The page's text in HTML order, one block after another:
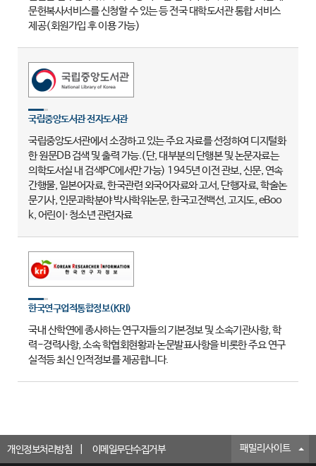
문헌복사서비스를 신청할 수 있는 등 전국 대학도서관 통합 서비스
제공(회원가입 후 이용 가능)
국립중앙도서관 전자도서관
국립중앙도서관에서 소장하고 있는 주요 자료를 선정하여 디지털화
한 원문DB 검색 및 출력 가능.(단, 대부분의 단행본 및 논문자료는
의학도서실 내 검색PC에서만 가능) 1945년 이전 관보, 신문, 연속
간행물, 일본어자료, 한국관련 외국어자료와 고서, 단행자료, 학술논
문기사, 인문과학분야 박사학위논문, 한국고전백선, 고지도, eBoo
k, 어린이·청소년 관련자료
한국연구업적통합정보(KRI)
국내 산학연에 종사하는 연구자들의 기본정보 및 소속기관사항, 학
력-경력사항, 소속 학협회현황과 논문발표사항을 비롯한 주요 연구
실적등 최신 인적정보를 제공합니다.
개인정보처리방침 이메일무단수집거부 패밀리사이트